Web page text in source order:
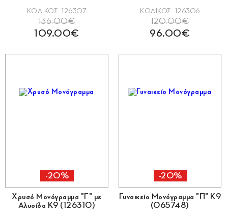
ΚΩΔΙΚΟΣ: 126307
136.00€
109.00€
ΚΩΔΙΚΟΣ: 126306
120.00€
96.00€
-20%
Χρυσό Μονόγραμμα "Γ" με
Αλυσίδα Κ9 (126310)
-20%
Γυναικείο Μονόγραμμα "Π" Κ9
(065748)